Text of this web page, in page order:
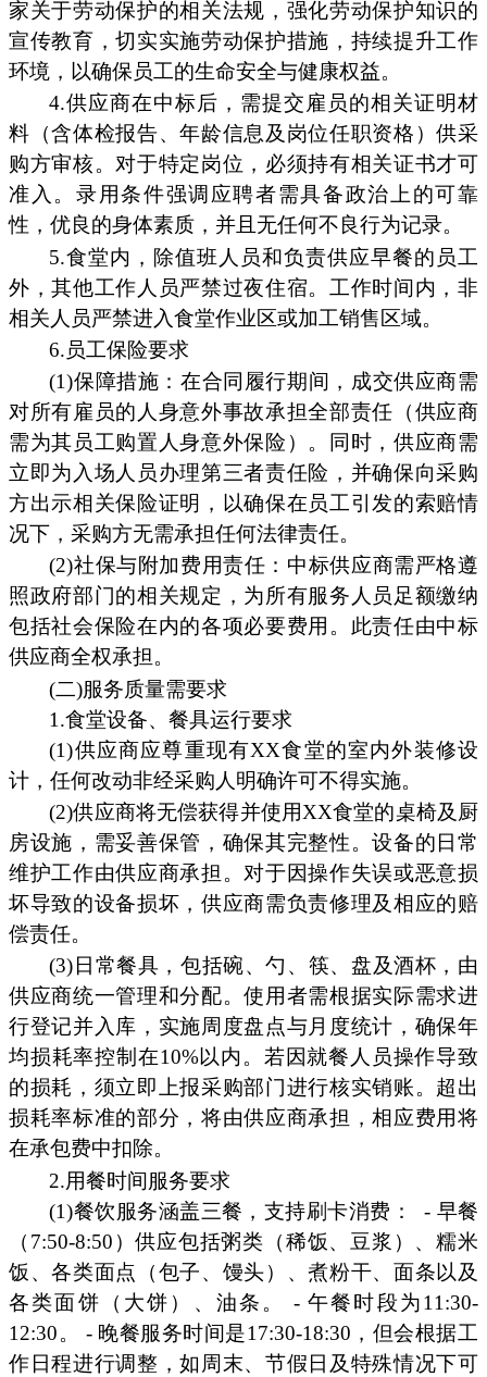
家关于劳动保护的相关法规，强化劳动保护知识的
宣传教育，切实实施劳动保护措施，持续提升工作
环境，以确保员工的生命安全与健康权益。
4.供应商在中标后，需提交雇员的相关证明材
料（含体检报告、年龄信息及岗位任职资格）供采
购方审核。对于特定岗位，必须持有相关证书才可
准入。录用条件强调应聘者需具备政治上的可靠
性，优良的身体素质，并且无任何不良行为记录。
5.食堂内，除值班人员和负责供应早餐的员工
外，其他工作人员严禁过夜住宿。工作时间内，非
相关人员严禁进入食堂作业区或加工销售区域。
6.员工保险要求
(1)保障措施：在合同履行期间，成交供应商需
对所有雇员的人身意外事故承担全部责任（供应商
需为其员工购置人身意外保险）。同时，供应商需
立即为入场人员办理第三者责任险，并确保向采购
方出示相关保险证明，以确保在员工引发的索赔情
况下，采购方无需承担任何法律责任。
(2)社保与附加费用责任：中标供应商需严格遵
照政府部门的相关规定，为所有服务人员足额缴纳
包括社会保险在内的各项必要费用。此责任由中标
供应商全权承担。
(二)服务质量需要求
1.食堂设备、餐具运行要求
(1)供应商应尊重现有XX食堂的室内外装修设
计，任何改动非经采购人明确许可不得实施。
(2)供应商将无偿获得并使用XX食堂的桌椅及厨
房设施，需妥善保管，确保其完整性。设备的日常
维护工作由供应商承担。对于因操作失误或恶意损
坏导致的设备损坏，供应商需负责修理及相应的赔
偿责任。
(3)日常餐具，包括碗、勺、筷、盘及酒杯，由
供应商统一管理和分配。使用者需根据实际需求进
行登记并入库，实施周度盘点与月度统计，确保年
均损耗率控制在10%以内。若因就餐人员操作导致
的损耗，须立即上报采购部门进行核实销账。超出
损耗率标准的部分，将由供应商承担，相应费用将
在承包费中扣除。
2.用餐时间服务要求
(1)餐饮服务涵盖三餐，支持刷卡消费：
- 早餐
（7:50-8:50）供应包括粥类（稀饭、豆浆）、糯米
饭、各类面点（包子、馒头）、煮粉干、面条以及
各类面饼（大饼）、油条。 - 午餐时段为11:30-
12:30。 - 晚餐服务时间是17:30-18:30，但会根据工
作日程进行调整，如周末、节假日及特殊情况下可